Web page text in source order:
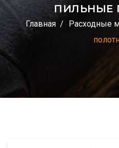
ПИЛЬНЫЕ
Главная Расходные